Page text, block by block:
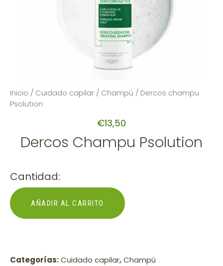
Inicio / Cuidado capilar / Champú / Dercos champu
Psolution
€13,50
Dercos Champu Psolution
Cantidad:
AÑADIR AL CARRITO
Categorías:Cuidado capilar,Champú